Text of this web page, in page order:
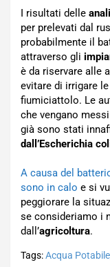
I risultati delle
per prelevati dal
probabilmente il
attraverso gli
è da riservare alle
evitare di irrigare le
fiumiciattolo. Le
che vengano
già sono stati
dall’Escherichia
A causa del
sono in calo e si
peggiorare la
se consideriamo i
dall’agricoltura.
Tags:Acqua Potabile